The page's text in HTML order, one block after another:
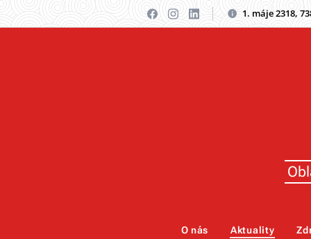
1. máje 2318,
O nás Aktuality